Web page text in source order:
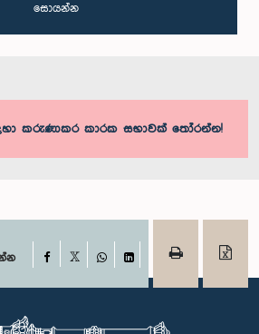
සොයන්න
කරුණාකර කාරක සභාවක් තෝරන්න!
Facebook
WhatsAppLinkedIn